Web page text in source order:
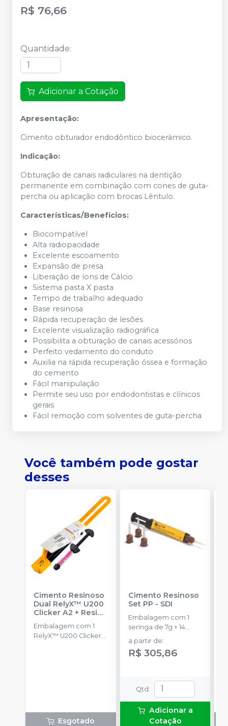
R$ 76,66
Quantidade:
Adicionar a Cotação
Apresentação:
Cimento obturador endodôntico biocerâmico.
Indicação:
Obturação de canais radiculares na dentição
permanente em combinação com cones de guta-
percha ou aplicação com brocas Lêntulo.
Características/Benefícios:
Biocompatível
Alta radiopacidade
Excelente escoamento
Expansão de presa
Liberação de íons de Cálcio
Sistema pasta X pasta
Tempo de trabalho adequado
Base resinosa
Rápida recuperação de lesões
Excelente visualização radiográfica
Possibilita a obturação de canais acessórios
Perfeito vedamento do conduto
Auxilia na rápida recuperação óssea e formação
do cemento
Fácil manipulação
Permite seu uso por endodontistas e clínicos
gerais
Fácil remoção com solventes de guta-percha
Você também pode gostar
desses
Cimento Resinoso
Dual RelyX™ U200
Clicker A2 + Resina
Filtek™ Universal
A3-SOLVENTUM
Embalagem com 1
RelyX™ U200 Clicker
Esgotado
Cimento Resinoso
Set PP - SDI
Embalagem com 1
seringa de 7g + 14
pontas misturadoras.
a partir de:
R$ 305,86
Qtd :
Adicionar a
Cotação